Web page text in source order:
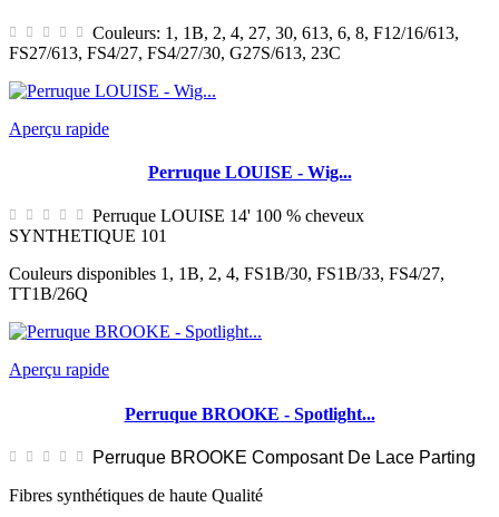
Couleurs: 1, 1B, 2, 4, 27, 30, 613, 6, 8, F12/16/613,
FS27/613, FS4/27, FS4/27/30, G27S/613, 23C
Aperçu rapide
Perruque LOUISE - Wig...
Perruque LOUISE 14' 100 % cheveux
SYNTHETIQUE 101
Couleurs disponibles 1, 1B, 2, 4, FS1B/30, FS1B/33, FS4/27,
TT1B/26Q
Aperçu rapide
Perruque BROOKE - Spotlight...
Perruque BROOKE Composant De Lace Parting
Fibres synthétiques de haute Qualité